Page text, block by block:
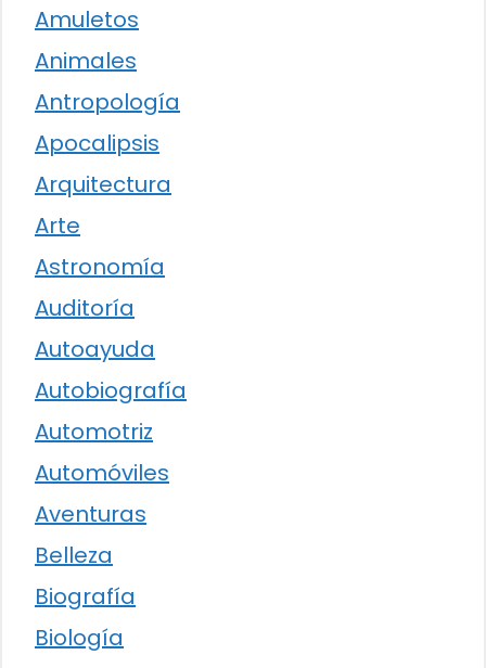
Amuletos
Animales
Antropología
Apocalipsis
Arquitectura
Arte
Astronomía
Auditoría
Autoayuda
Autobiografía
Automotriz
Automóviles
Aventuras
Belleza
Biografía
Biología